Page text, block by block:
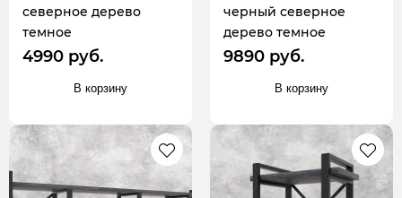
северное дерево
темное
4990 руб.
В корзину
черный северное
дерево темное
9890 руб.
В корзину